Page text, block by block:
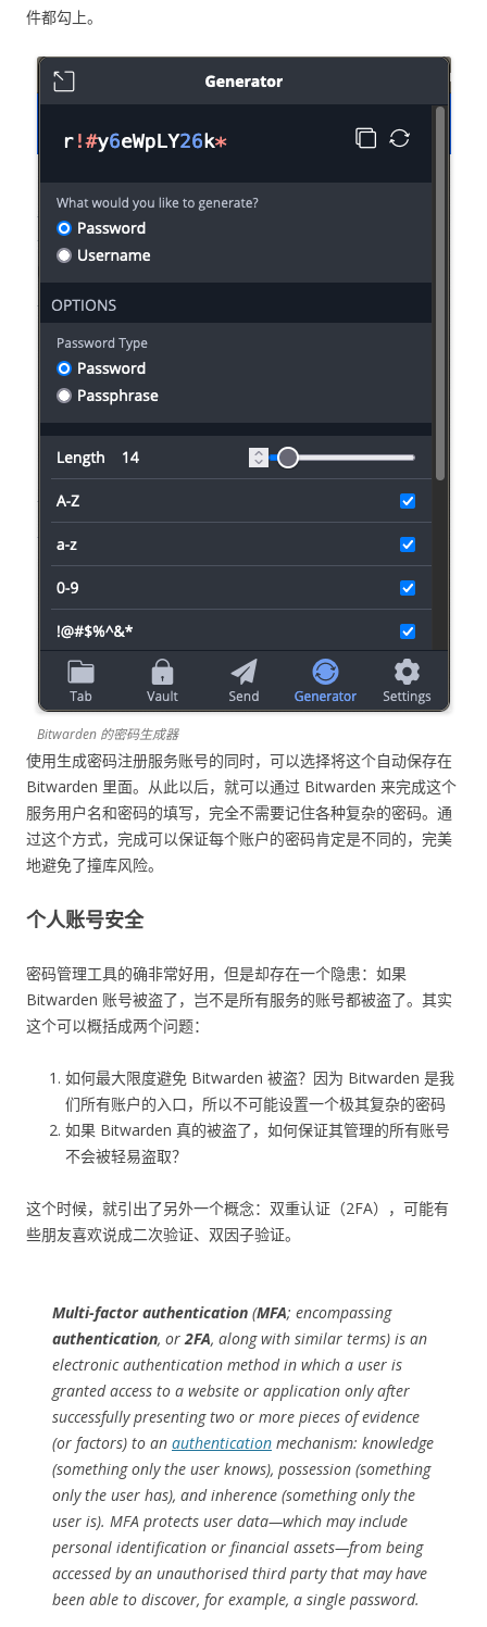
件都勾上。
Bitwarden 的密码生成器
使用生成密码注册服务账号的同时，可以选择将这个自动保存在
Bitwarden 里面。从此以后，就可以通过 Bitwarden 来完成这个
服务用户名和密码的填写，完全不需要记住各种复杂的密码。通
过这个方式，完成可以保证每个账户的密码肯定是不同的，完美
地避免了撞库风险。
个人账号安全
密码管理工具的确非常好用，但是却存在一个隐患：如果
Bitwarden 账号被盗了，岂不是所有服务的账号都被盗了。其实
这个可以概括成两个问题：
如何最大限度避免 Bitwarden 被盗？因为 Bitwarden 是我
们所有账户的入口，所以不可能设置一个极其复杂的密码
如果 Bitwarden 真的被盗了，如何保证其管理的所有账号
不会被轻易盗取？
这个时候，就引出了另外一个概念：双重认证（2FA），可能有
些朋友喜欢说成二次验证、双因子验证。
Multi-factor authentication (MFA; encompassing
authentication, or2FA, along with similar terms) is an
electronic authentication method in which a user is
granted access to a website or application only after
successfully presenting two or more pieces of evidence
(or factors) to an authentication mechanism: knowledge
(something only the user knows), possession (something
only the user has), and inherence (something only the
user is). MFA protects user data—which may include
personal identification or financial assets—from being
accessed by an unauthorised third party that may have
been able to discover, for example, a single password.